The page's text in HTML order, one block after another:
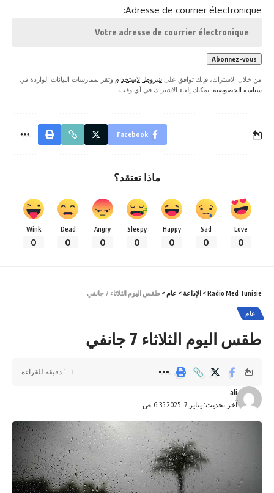
Adresse de courrier électronique:
من خلال الاشتراك، فإنك توافق على شروط الاستخدام وتقر بممارسات البيانات الواردة في
سياسة الخصوصية . يمكنك إلغاء الاشتراك في أي وقت.
Facebook
ماذا تعتقد؟
Love
0
Sad
0
Happy
0
Sleepy
0
Angry
0
Dead
0
Wink
0
Radio Med Tunisie
> الإذاعة> عام > طقس اليوم الثلاثاء 7 جانفي
عام
طقس اليوم الثلاثاء 7 جانفي
آخر تحديث: يناير 7, 2025 6:35 ص
ali
1 دقيقة للقراءة